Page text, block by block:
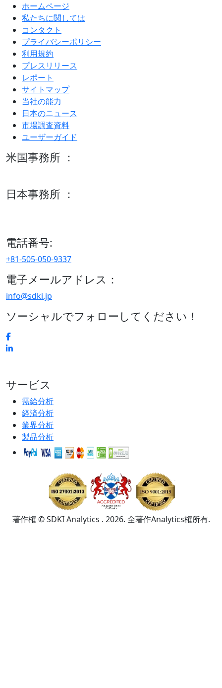
ホームページ
私たちに関しては
コンタクト
プライバシーポリシー
利用規約
プレスリリース
レポート
サイトマップ
当社の能力
日本のニュース
市場調査資料
ユーザーガイド
米国事務所 ：
日本事務所 ：
電話番号:
+81-505-050-9337
電子メールアドレス：
info@sdki.jp
ソーシャルでフォローしてください！
サービス
需給分析
経済分析
業界分析
製品分析
著作権 © SDKI Analytics . 2026. 全著作Analytics権所有.